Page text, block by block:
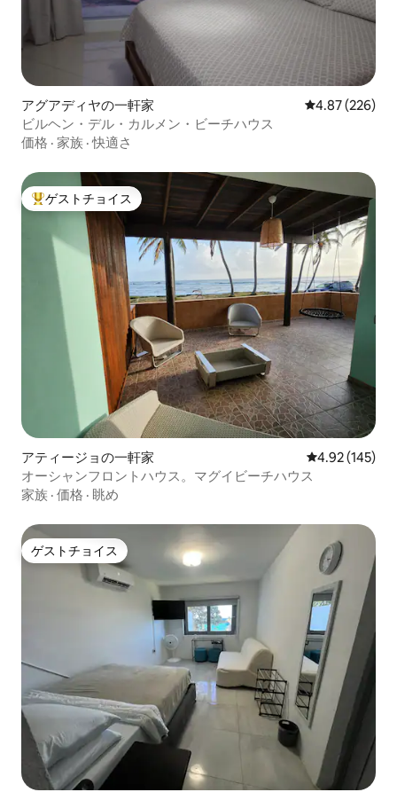
アグアディヤの一軒家 レビュー226
4.87 (226)
ビルヘン・デル・カルメン・ビーチハウス
価格 · 家族 ·快適さ
大好評のゲストチョイスです。
ゲストチョイス
アティージョの一軒家 レビュー145
4.92 (145)
オーシャンフロントハウス。マグイビーチハウス
家族 · 価格 · 眺め
ゲストチョイス
ゲストチョイス